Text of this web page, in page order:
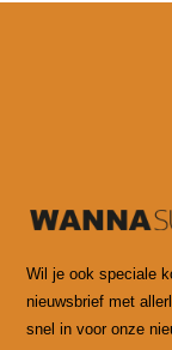
Wil je ook speciale
nieuwsbrief met
snel in voor onze